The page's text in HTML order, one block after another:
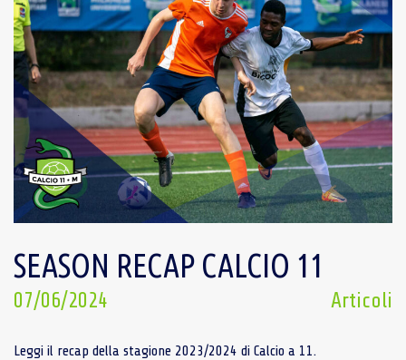
SEASON RECAP CALCIO 11
Articoli
07/06/2024
Leggi il recap della stagione 2023/2024 di Calcio a 11.